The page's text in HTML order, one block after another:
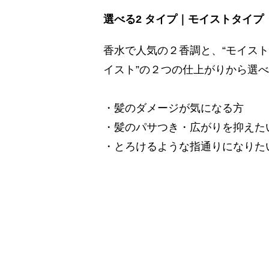
選べる2 タイプ｜モイストタイプ
香水で人気の２香調と、“モイス
イスト”の２つの仕上がりから選
・髪のダメージが気になる方
・髪のパサつき・広がりを抑えた
・とろけるような指通りになりた